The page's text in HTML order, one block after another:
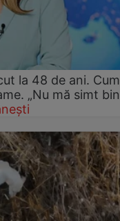
la 48 de ani. Cum
„Nu mă simt